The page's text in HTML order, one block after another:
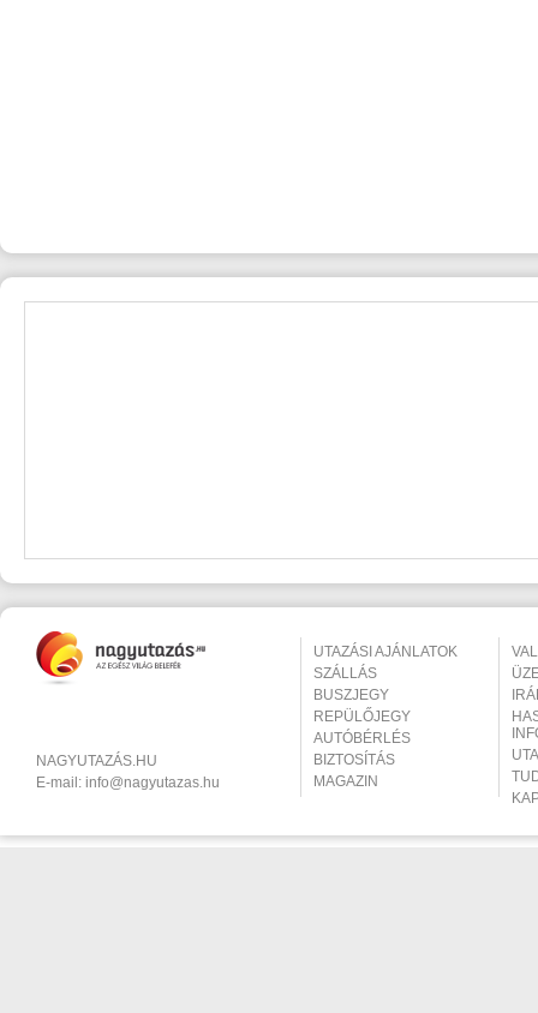
NAGYUTAZÁS.HU
E-mail: info@nagyutazas.hu
UTAZÁSI AJÁNLATOK
SZÁLLÁS
BUSZJEGY
REPÜLŐJEGY
AUTÓBÉRLÉS
BIZTOSÍTÁS
MAGAZIN